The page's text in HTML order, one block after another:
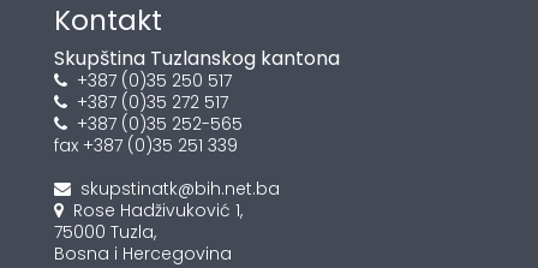
Kontakt
Skupština Tuzlanskog kantona
+387 (0)35 250 517
+387 (0)35 272 517
+387 (0)35 252-565
fax +387 (0)35 251 339
skupstinatk@bih.net.ba
Rose Hadživuković 1,
75000 Tuzla,
Bosna i Hercegovina